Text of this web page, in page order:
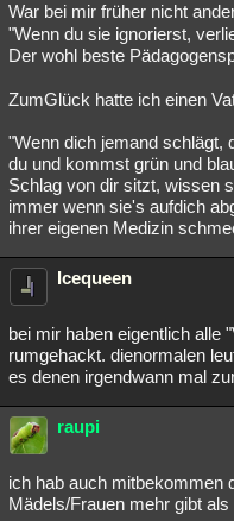
War bei mir früher nicht
"Wenn du sie ignorierst,
Der wohl beste
ZumGlück hatte ich einen
"Wenn dich jemand schlägt,
du und kommst grün und
Schlag von dir sitzt, wissen
immer wenn sie's aufdich
ihrer eigenen Medizin
Icequeen
bei mir haben eigentlich alle
rumgehackt. dienormalen
es denen irgendwann mal
raupi
ich hab auch mitbekommen
Mädels/Frauen mehr gibt